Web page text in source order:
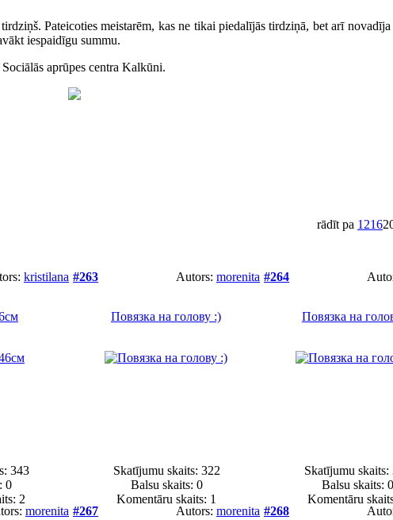
Pateicoties meistarēm, kas ne tikai piedalījās tirdziņā, bet arī novadīja
iespaidīgu summu.
aprūpes centra Kalkūni.
rādīt pa 1216
kristilana
343
0
2
#263 Autors: morenita
Повязка на голову :)
Skatījumu skaits: 322
Balsu skaits: 0
Komentāru skaits: 1
#264
Повязка на
Skatījumu skaits:
Balsu skaits: 0
Komentāru
morenita #267 Autors: morenita #268